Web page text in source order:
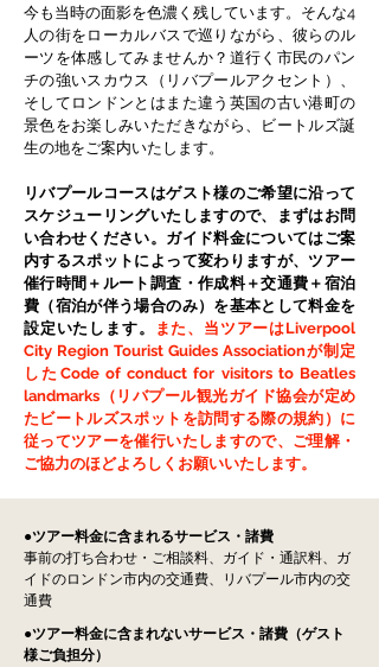
今も当時の面影を色濃く残しています。そんな4
人の街をローカルバスで巡りながら、彼らのル
ーツを体感してみませんか？道行く市民のパン
チの強いスカウス（リバプールアクセント）、
そしてロンドンとはまた違う英国の古い港町の
景色をお楽しみいただきながら、ビートルズ誕
生の地をご案内いたします。
リバプールコースはゲスト様のご希望に沿って
スケジューリングいたしますので、まずはお問
い合わせください。ガイド料金についてはご案
内するスポットによって変わりますが、ツアー
催行時間＋ルート調査・作成料＋交通費＋宿泊
費（宿泊が伴う場合のみ）を基本として料金を
設定いたします。
また、当ツアーはLiverpool
City Region Tourist Guides Associationが制定
したCode of conduct for visitors to Beatles
landmarks（リバプール観光ガイド協会が定め
たビートルズスポットを訪問する際の規約）に
従ってツアーを催行いたしますので、ご理解・
ご協力のほどよろしくお願いいたします。
●ツアー料金に含まれるサービス・諸費
事前の打ち合わせ・ご相談料、ガイド・通訳料、ガ
イドのロンドン市内の交通費、リバプール市内の交
通費
●ツアー料金に含まれないサービス・ 諸費 （ゲスト
様ご負担分）